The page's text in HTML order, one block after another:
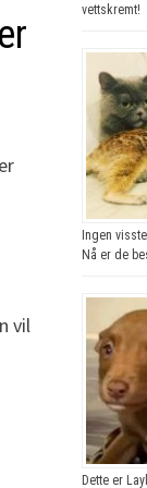
vil
vettskremt!
Ingen
Nå er de
Dette er